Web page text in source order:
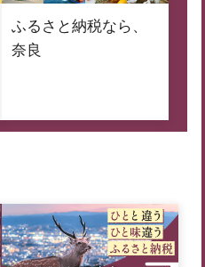
ふるさと納税なら、
奈良